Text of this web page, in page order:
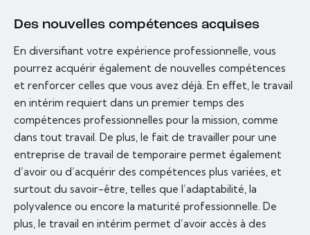
Des nouvelles compétences acquises
En diversifiant votre expérience professionnelle, vous
pourrez acquérir également de nouvelles compétences
et renforcer celles que vous avez déjà. En effet, le travail
en intérim requiert dans un premier temps des
compétences professionnelles pour la mission, comme
dans tout travail. De plus, le fait de travailler pour une
entreprise de travail de temporaire permet également
d’avoir ou d’acquérir des compétences plus variées, et
surtout du savoir-être, telles que l’adaptabilité, la
polyvalence ou encore la maturité professionnelle. De
plus, le travail en intérim permet d’avoir accès à des